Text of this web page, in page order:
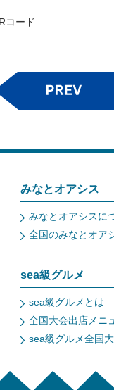
シスQRコ
みなとオアシス
みなとオアシスに
全国のみなとオア
sea級グルメ
sea級グルメとは
全国大会出店メニ
sea級グルメ全国